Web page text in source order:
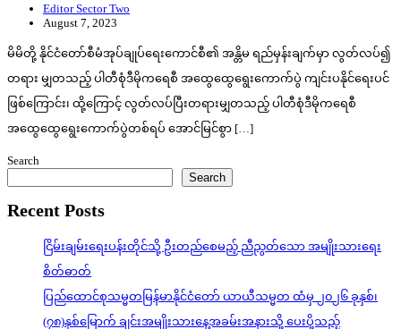
Editor Sector Two
August 7, 2023
မိမိတို့ နိုင်ငံတော်စီမံအုပ်ချုပ်ရေးကောင်စီ၏ အန္တိမ ရည်မှန်းချက်မှာ လွတ်လပ်၍
တရား မျှတသည့် ပါတီစုံဒီမိုကရေစီ အထွေထွေရွေးကောက်ပွဲ ကျင်းပနိုင်ရေးပင်
ဖြစ်ကြောင်း၊ ထို့ကြောင့် လွတ်လပ်ပြီးတရားမျှတသည့် ပါတီစုံဒီမိုကရေစီ
အထွေထွေရွေးကောက်ပွဲတစ်ရပ် အောင်မြင်စွာ […]
Search
Search
Recent Posts
ငြိမ်းချမ်းရေးပန်းတိုင်သို့ ဦးတည်စေမည့် ညီညွတ်သော အမျိုးသားရေး
စိတ်ဓာတ်
ပြည်ထောင်စုသမ္မတမြန်မာနိုင်ငံတော် ယာယီသမ္မတ ထံမှ ၂၀၂၆ ခုနှစ်၊
(၇၈)နှစ်မြောက် ချင်းအမျိုးသားနေ့အခမ်းအနားသို့ ပေးပို့သည့်